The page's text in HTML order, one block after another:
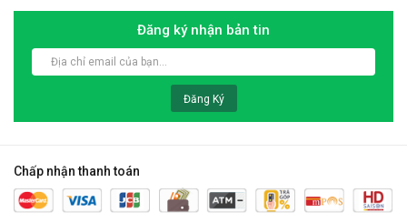
Đăng ký nhận bản tin
Đăng Ký
Chấp nhận thanh toán